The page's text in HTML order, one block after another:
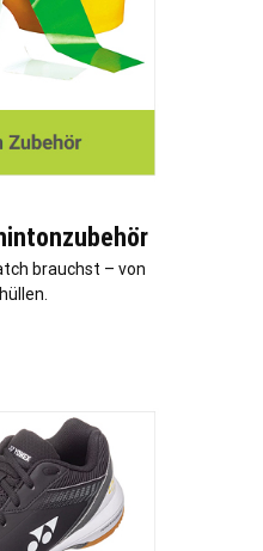
brauchst – von